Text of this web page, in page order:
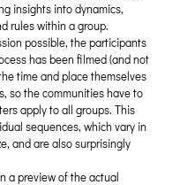
insights into dynamics,
rules within a group.
possible, the participants
has been filmed (and not
time and place themselves
so the communities have to
apply to all groups. This
sequences, which vary in
and are also surprisingly
a preview of the actual